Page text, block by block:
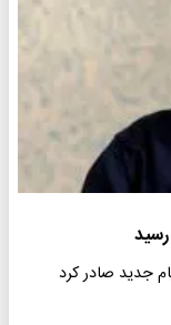
جدید صادر کرد